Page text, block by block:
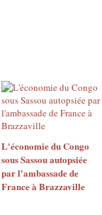
L'économie du Congo
sous Sassou autopsiée
par l'ambassade de
France à Brazzaville